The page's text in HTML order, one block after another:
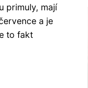
primuly, mají
a je
to fakt